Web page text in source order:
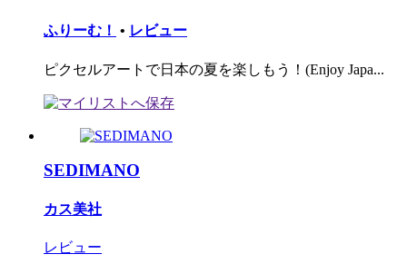
ふりーむ！ • レビュー
ピクセルアートで日本の夏を楽しもう！(Enjoy Japa...
SEDIMANO
カス美社
レビュー